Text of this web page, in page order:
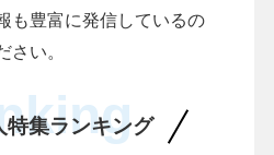
も豊富に発信しているの
さい。
特集ランキング